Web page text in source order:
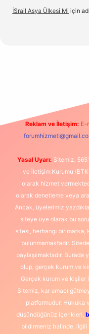
İSrail Asya Ülkesi Mi için
Reklam ve İletişim: E-
Yasal Uyarı: Sitemiz,
ve İletişim Kurumu
olarak hizmet
olarak denetleme veya
Ancak, üyelerimiz
siteye üye olarak bu
sitesi, herhangi bir marka,
bulunmamaktadır.
paylaşılmaktadır.
olup, gerçek kurum ve
Gerçek kurum ve kişiler
Sitemiz, kar amacı
platformudur. Hukuka
düşündüğünüz içerikleri,
bildirmeniz halinde,